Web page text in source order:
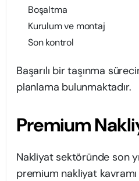
Boşaltma
Kurulum ve montaj
Son kontrol
Başarılı bir taşınma
planlama bulunmaktadır.
Premium
Nakliyat sektöründe son
premium nakliyat